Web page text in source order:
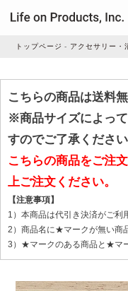
家事・生活雑貨
ルームフレグラン
ビューティー
トップページ アクセサリー・
こちらの商品は送料
※商品サイズによっ
すのでご了承ください
こちらの商品をご注
上ご注文ください。
【注意事項】
1）本商品は代引き決済がご利
2）商品名に★マークが無い商
3）★マークのある商品と★マ